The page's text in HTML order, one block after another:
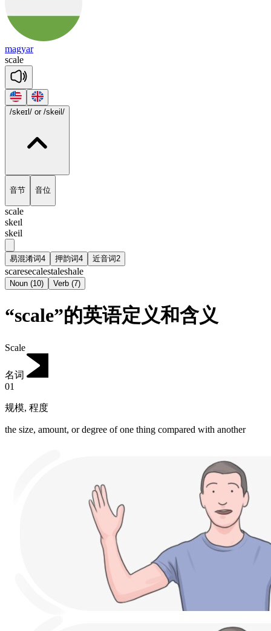
magyar
scale
/skeɪl/ or /skeil/
音节 音位
scale
skeɪl
skeil
易混淆词4 押韵词4 近音词2
scaresecalestaleshale
Noun (10) Verb (7)
“scale”的英语定义和含义
Scale
名词
01
规模, 程度
the size, amount, or degree of one thing compared with another